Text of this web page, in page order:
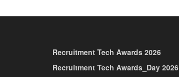
Recruitment Tech Awards 2026
Recruitment Tech Awards_Day 2026